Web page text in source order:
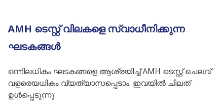
AMH ടെസ്റ്റ് വിലകളെ സ്വാധീനിക്കുന്ന
ഘടകങ്ങൾ
ഒന്നിലധികം ഘടകങ്ങളെ ആശ്രയിച്ച് AMH ടെസ്റ്റ് ചെലവ്
വളരെയധികം വ്യത്യാസപ്പെടാം. ഇവയിൽ ചിലത്
ഉൾപ്പെടുന്നു: